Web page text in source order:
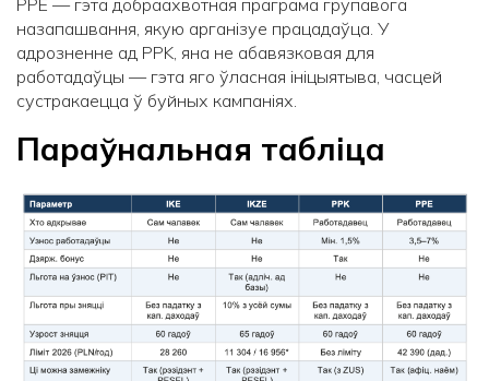
PPE — гэта добраахвотная праграма групавога
назапашвання, якую арганізуе працадаўца. У
адрозненне ад PPK, яна не абавязковая для
работадаўцы — гэта яго ўласная ініцыятыва, часцей
сустракаецца ў буйных кампаніях.
Параўнальная табліца